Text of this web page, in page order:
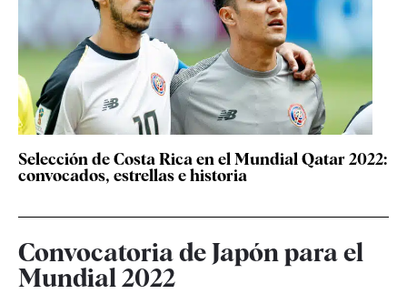
Selección de Costa Rica en el Mundial Qatar 2022:
convocados, estrellas e historia
Convocatoria de Japón para el
Mundial 2022